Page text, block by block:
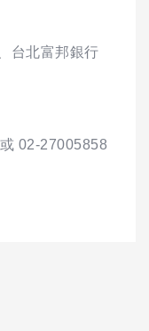
台北富邦銀行
02-27005858